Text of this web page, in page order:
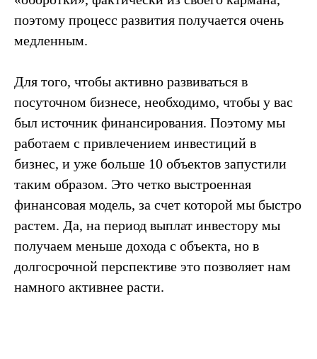
поэтому процесс развития получается очень
медленным.
Для того, чтобы активно развиваться в
посуточном бизнесе, необходимо, чтобы у вас
был источник финансирования. Поэтому мы
работаем с привлечением инвестиций в
бизнес, и уже больше 10 объектов запустили
таким образом. Это четко выстроенная
финансовая модель, за счет которой мы быстро
растем. Да, на период выплат инвестору мы
получаем меньше дохода с объекта, но в
долгосрочной перспективе это позволяет нам
намного активнее расти.